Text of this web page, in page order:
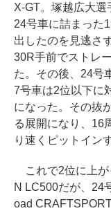
X-GT。塚越広大選
24号車に詰まった
出したのを見逃さ
30R手前でストレ
た。その後、24号
7号車は2位以下に
になった。その抜
る展開になり、16
り速くピットイン
これで2位に上が
N LC500だが、24
oad